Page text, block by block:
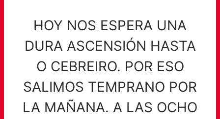
HOY NOS ESPERA UNA
DURA ASCENSIÓN HASTA
O CEBREIRO. POR ESO
SALIMOS TEMPRANO POR
LA MAÑANA. A LAS OCHO